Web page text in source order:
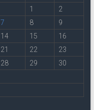
1
2
7 8
9
14 15
16
21 22
23
28 29
30